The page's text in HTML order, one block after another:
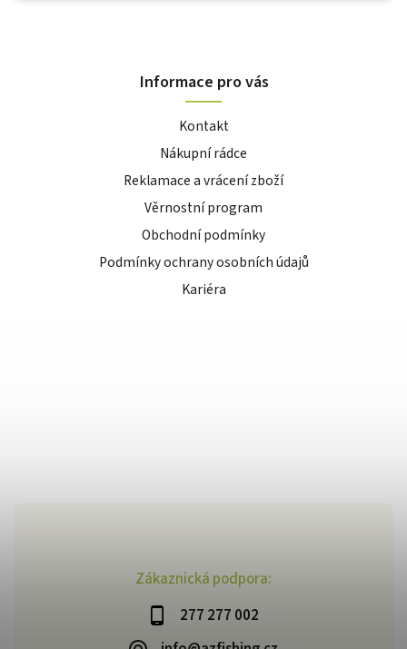
Zákaznická podpora:
277 277 002
Informace pro vás
Kontakt
Nákupní rádce
Reklamace a vrácení zboží
Věrnostní program
Obchodní podmínky
Podmínky ochrany osobních údajů
Kariéra